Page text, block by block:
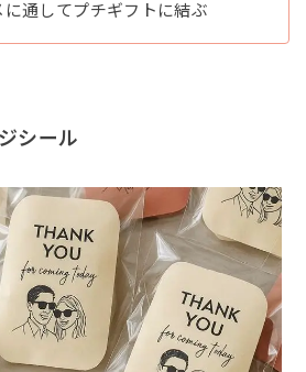
に通してプチギフトに結ぶ
シール